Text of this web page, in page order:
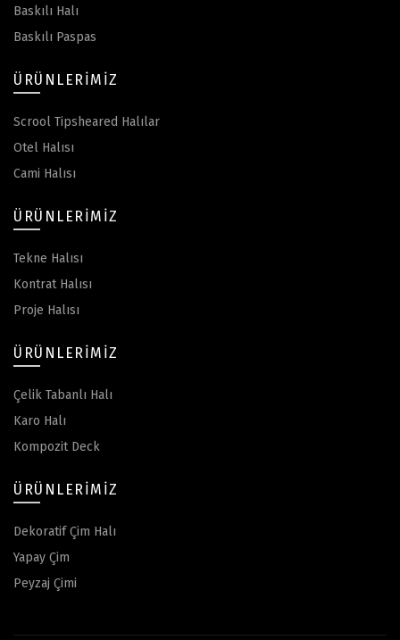
Baskılı Halı
Baskılı Paspas
ÜRÜNLERIMIZ
Scrool Tipsheared Halılar
Otel Halısı
Cami Halısı
ÜRÜNLERIMIZ
Tekne Halısı
Kontrat Halısı
Proje Halısı
ÜRÜNLERIMIZ
Çelik Tabanlı Halı
Karo Halı
Kompozit Deck
ÜRÜNLERIMIZ
Dekoratif Çim Halı
Yapay Çim
Peyzaj Çimi